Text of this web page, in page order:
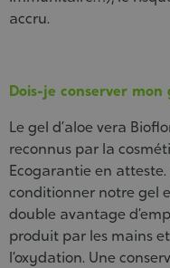
accru.
Dois-je conserver mon
Le gel d’aloe vera
reconnus par la
Ecogarantie en atteste.
conditionner notre gel
double avantage
produit par les mains
l’oxydation. Une